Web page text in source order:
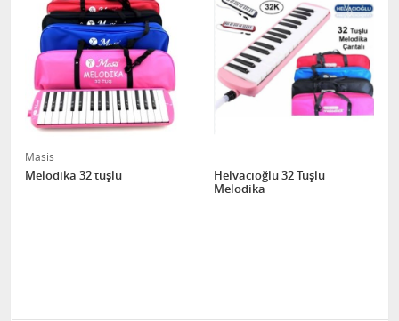
Masis
Melodika 32 tuşlu
Helvacıoğlu 32 Tuşlu
Melodika